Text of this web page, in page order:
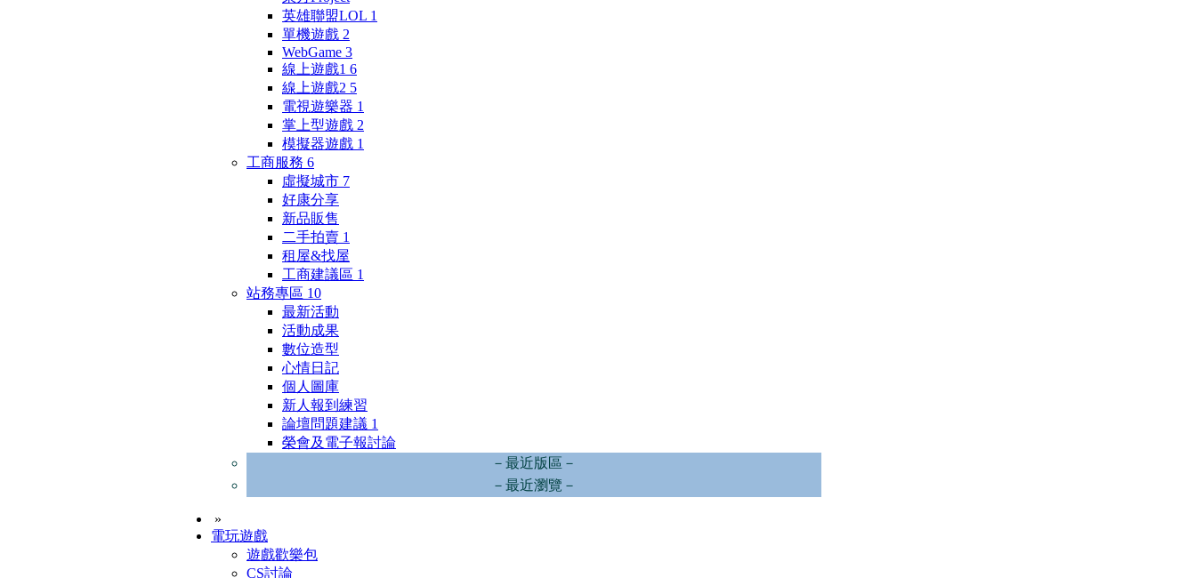
英雄聯盟LOL 1
單機遊戲 2
WebGame 3
線上遊戲1 6
線上遊戲2 5
電視遊樂器 1
掌上型遊戲 2
模擬器遊戲 1
工商服務 6
虛擬城市 7
好康分享
新品販售
二手拍賣 1
租屋&找屋
工商建議區 1
站務專區 10
最新活動
活動成果
數位造型
心情日記
個人圖庫
新人報到練習
論壇問題建議 1
榮會及電子報討論
－最近版區－
－最近瀏覽－
»
電玩遊戲
遊戲歡樂包
CS討論